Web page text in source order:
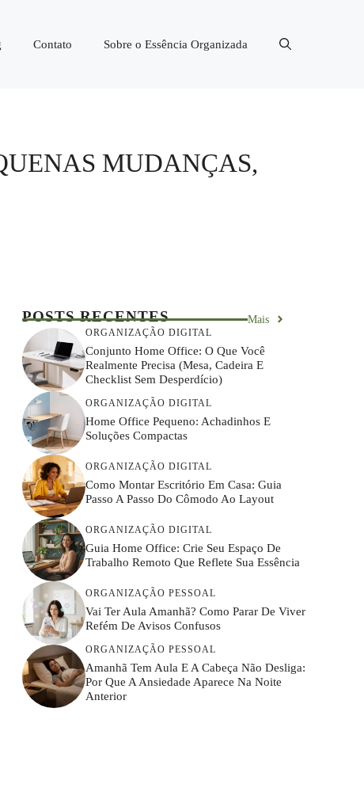
Contato Sobre o Essência Organizada
MUDANÇAS,
POSTS RECENTES Mais
ORGANIZAÇÃO DIGITAL
Conjunto Home Office: O Que Você
Realmente Precisa (mesa, Cadeira E
Checklist Sem Desperdício)
ORGANIZAÇÃO DIGITAL
Home Office Pequeno: Achadinhos E
Soluções Compactas
ORGANIZAÇÃO DIGITAL
Como Montar Escritório Em Casa: Guia
Passo A Passo Do Cômodo Ao Layout
ORGANIZAÇÃO DIGITAL
Guia Home Office: Crie Seu Espaço De
Trabalho Remoto Que Reflete Sua Essência
ORGANIZAÇÃO PESSOAL
Vai Ter Aula Amanhã? Como Parar De Viver
Refém De Avisos Confusos
ORGANIZAÇÃO PESSOAL
Amanhã Tem Aula E A Cabeça Não Desliga:
Por Que A Ansiedade Aparece Na Noite
Anterior